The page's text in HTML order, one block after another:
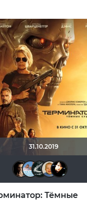
Данилевская
31.10.2019
RQ7
Тёмные